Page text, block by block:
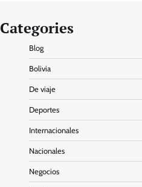
Categories
Blog
Bolivia
De viaje
Deportes
Internacionales
Nacionales
Negocios